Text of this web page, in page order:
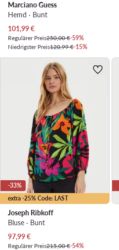
Marciano Guess
Hemd · Bunt
Aktueller Preis
101,99€
Regulärer Preis250,00 €-59%
Niedrigster Preis120,99 €-15%
extra -25% Code: LAST
-33%
Joseph Ribkoff
Bluse · Bunt
Aktueller Preis
97,99€
Regulärer Preis215,00 €-54%